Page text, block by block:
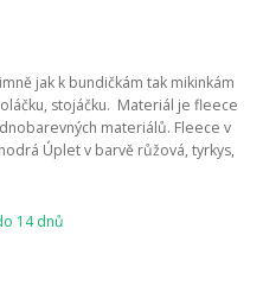
jak k bundičkám tak mikinkám
stojáčku. Materiál je fleece
materiálů. Fleece v
Úplet v barvě růžová, tyrkys,
14 dnů